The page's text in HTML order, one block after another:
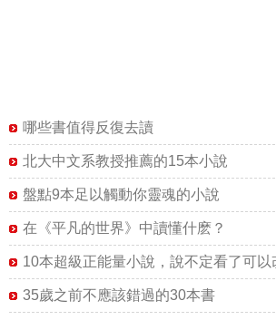
哪些書值得反復去讀
北大中文系教授推薦的15本小說
盤點9本足以觸動你靈魂的小說
在《平凡的世界》中讀懂什麽？
10本超級正能量小說，說不定看了可以
35歲之前不應該錯過的30本書